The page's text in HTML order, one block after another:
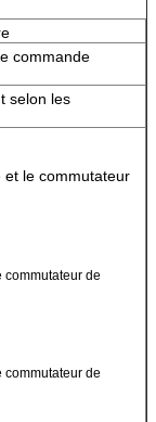
commande
selon les
et le commutateur
commutateur de
commutateur de